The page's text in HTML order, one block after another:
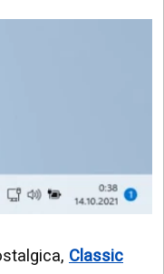
Classic